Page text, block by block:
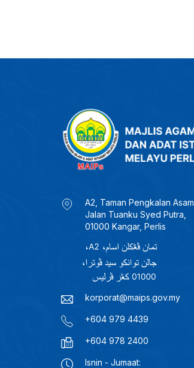
A2, Taman Pengkalan Asam,
Jalan Tuanku Syed Putra,
01000 Kangar, Perlis
korporat@maips.gov.my
+604 979 4439
+604 978 2400
Isnin - Jumaat: